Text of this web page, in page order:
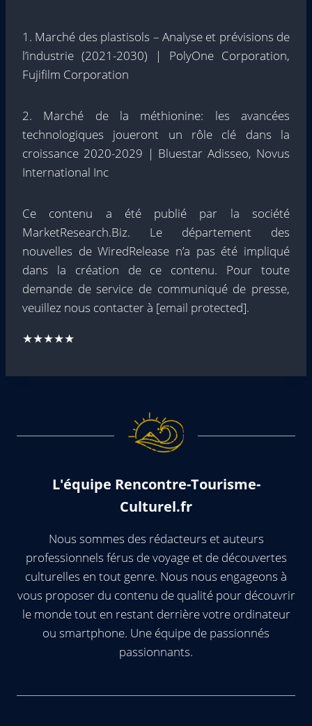
1. Marché des plastisols – Analyse et prévisions de
l’industrie (2021-2030) | PolyOne Corporation,
Fujifilm Corporation
2. Marché de la méthionine: les avancées
technologiques joueront un rôle clé dans la
croissance 2020-2029 | Bluestar Adisseo, Novus
International Inc
Ce contenu a été publié par la société
MarketResearch.Biz. Le département des
nouvelles de WiredRelease n’a pas été impliqué
dans la création de ce contenu. Pour toute
demande de service de communiqué de presse,
veuillez nous contacter à [email protected].
★★★★★
L'équipe Rencontre-Tourisme-
Culturel.fr
Nous sommes des rédacteurs et auteurs
professionnels férus de voyage et de découvertes
culturelles en tout genre. Nous nous engageons à
vous proposer du contenu de qualité pour découvrir
le monde tout en restant derrière votre ordinateur
ou smartphone. Une équipe de passionnés
passionnants.